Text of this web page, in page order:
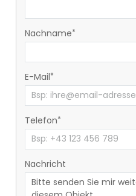
Nachname
E-Mail
Telefon
Nachricht